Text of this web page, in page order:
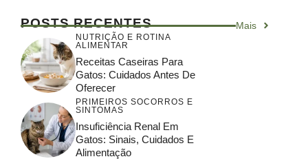
POSTS RECENTES Mais
NUTRIÇÃO E ROTINA
ALIMENTAR
Receitas Caseiras Para
Gatos: Cuidados Antes De
Oferecer
PRIMEIROS SOCORROS E
SINTOMAS
Insuficiência Renal Em
Gatos: Sinais, Cuidados E
Alimentação